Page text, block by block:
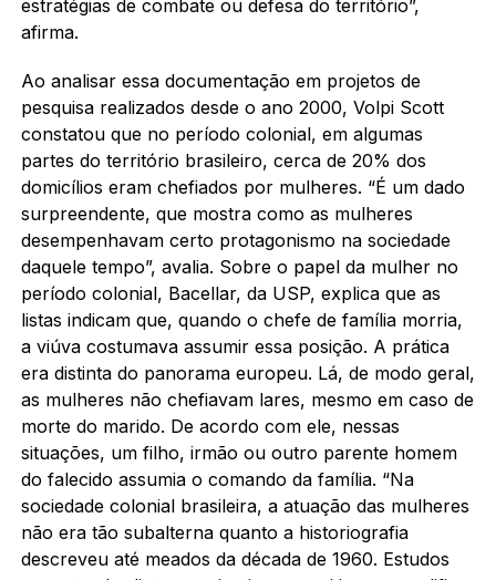
estratégias de combate ou defesa do território”,
afirma.
Ao analisar essa documentação em projetos de
pesquisa realizados desde o ano 2000, Volpi Scott
constatou que no período colonial, em algumas
partes do território brasileiro, cerca de 20% dos
domicílios eram chefiados por mulheres. “É um dado
surpreendente, que mostra como as mulheres
desempenhavam certo protagonismo na sociedade
daquele tempo”, avalia. Sobre o papel da mulher no
período colonial, Bacellar, da USP, explica que as
listas indicam que, quando o chefe de família morria,
a viúva costumava assumir essa posição. A prática
era distinta do panorama europeu. Lá, de modo geral,
as mulheres não chefiavam lares, mesmo em caso de
morte do marido. De acordo com ele, nessas
situações, um filho, irmão ou outro parente homem
do falecido assumia o comando da família. “Na
sociedade colonial brasileira, a atuação das mulheres
não era tão subalterna quanto a historiografia
descreveu até meados da década de 1960. Estudos